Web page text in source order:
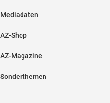
Mediadaten
AZ-Shop
AZ-Magazine
Sonderthemen